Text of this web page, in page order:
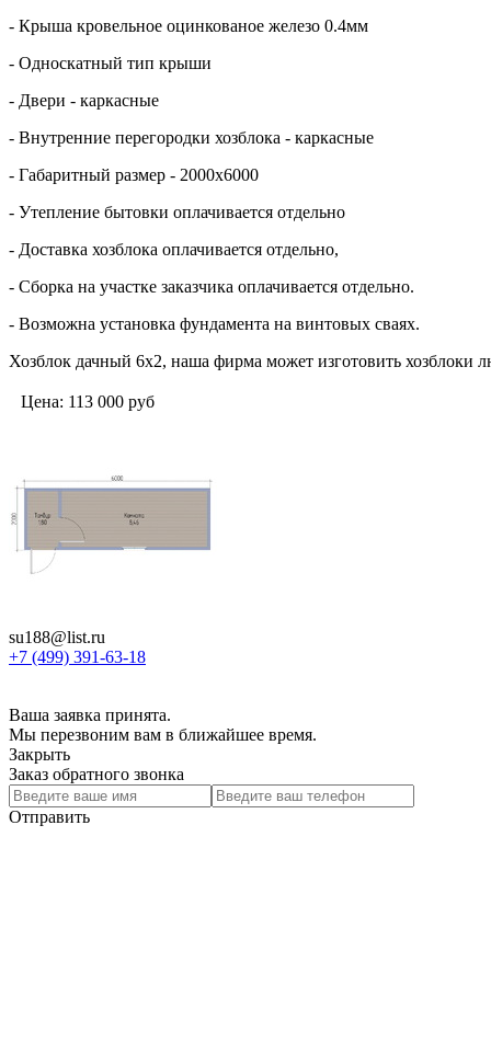
- Крыша кровельное оцинкованое железо 0.4мм
- Односкатный тип крыши
- Двери - каркасные
- Внутренние перегородки хозблока - каркасные
- Габаритный размер - 2000х6000
- Утепление бытовки оплачивается отдельно
- Доставка хозблока оплачивается отдельно,
- Сборка на участке заказчика оплачивается отдельно.
- Возможна установка фундамента на винтовых сваях.
Хозблок дачный 6х2, наша фирма может изготовить хозблоки
Цена: 113 000 руб
su188@list.ru
+7 (499) 391-63-18
Ваша заявка принята.
Мы перезвоним вам в ближайшее время.
Закрыть
Заказ обратного звонка
Отправить